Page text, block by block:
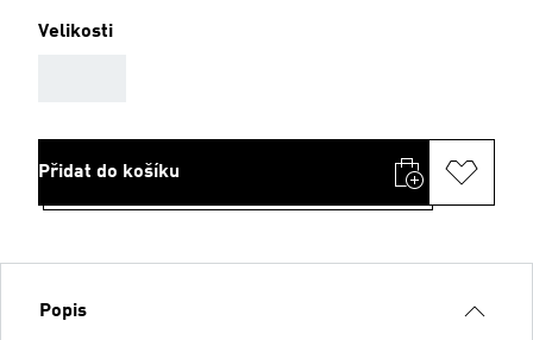
Velikosti
Přidat do košíku
Popis